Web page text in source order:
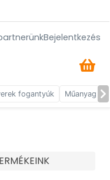
Bejelentkezés
fogantyúk Műanyag